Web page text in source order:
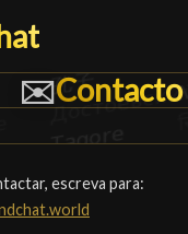
✉️Contacto
Contacto█
escreva para: